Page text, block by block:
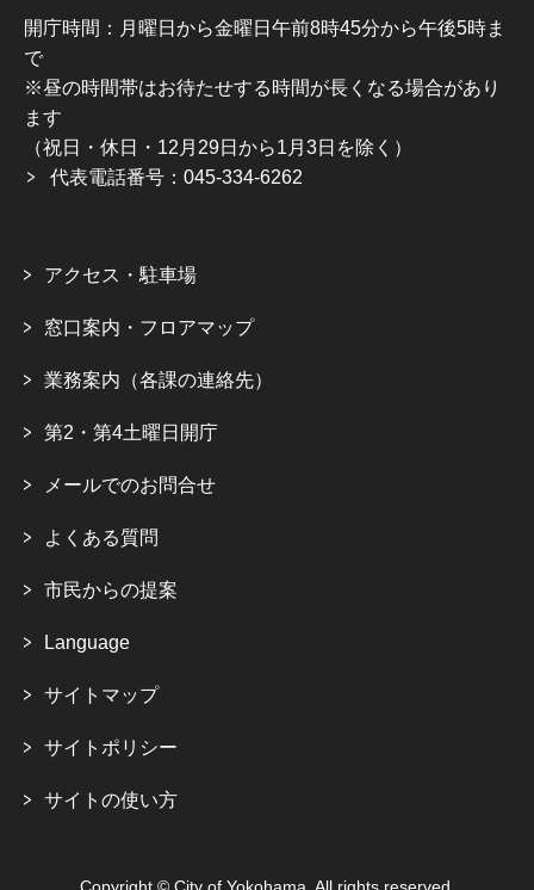
開庁時間：月曜日から金曜日午前8時45分から午後5時ま
で
※昼の時間帯はお待たせする時間が長くなる場合があり
ます
（祝日・休日・12月29日から1月3日を除く）
代表電話番号：045-334-6262
アクセス・駐車場
窓口案内・フロアマップ
業務案内（各課の連絡先）
第2・第4土曜日開庁
メールでのお問合せ
よくある質問
市民からの提案
Language
サイトマップ
サイトポリシー
サイトの使い方
Copyright © City of Yokohama. All rights reserved.